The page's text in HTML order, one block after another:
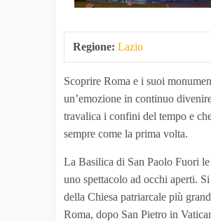
Regione: Lazio
Scoprire Roma e i suoi
un’emozione in continuo
travalica i confini del tempo e
sempre come la prima volta.
La Basilica di San Paolo Fuori
uno spettacolo ad occhi aperti. Si
della Chiesa patriarcale più
Roma, dopo San Pietro in